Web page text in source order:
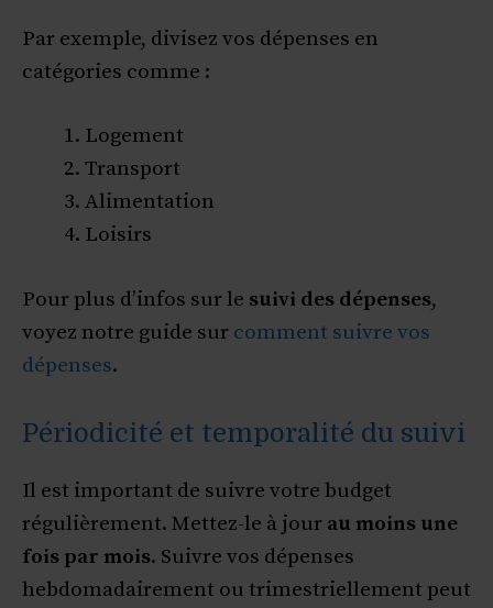
Par exemple, divisez vos dépenses en
catégories comme :
Logement
Transport
Alimentation
Loisirs
Pour plus d’infos sur le suivi des dépenses,
voyez notre guide sur comment suivre vos
dépenses.
Périodicité et temporalité du suivi
Il est important de suivre votre budget
régulièrement. Mettez-le à jour au moins une
fois par mois. Suivre vos dépenses
hebdomadairement ou trimestriellement peut